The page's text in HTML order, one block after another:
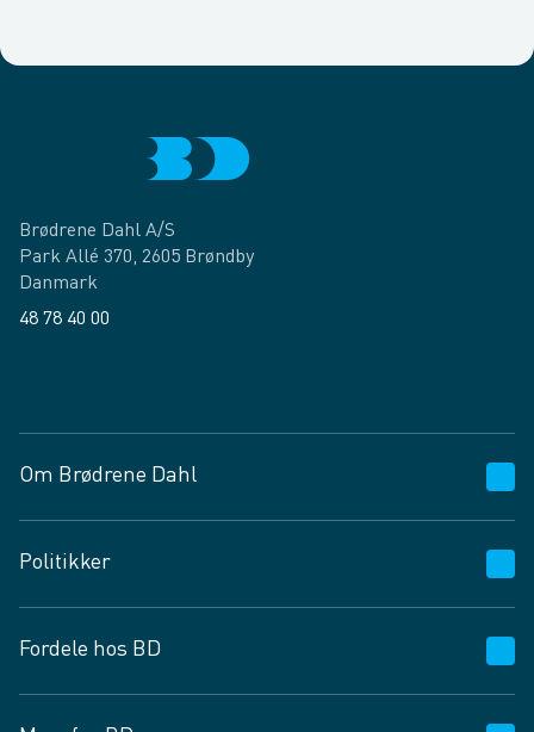
Brødrene Dahl A/S
Park Allé 370, 2605 Brøndby
Danmark
48 78 40 00
Om Brødrene Dahl
Vagttelefon 30 10 89 89
Spørgsmål og svar
Job og karriere
Fødevarekontrolrapport
Politikker
Privatlivspolitik
Cookies
Fordele hos BD